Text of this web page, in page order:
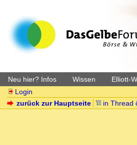
Neu hier? Infos Wissen Elliott-
Login
zurück zur Hauptseite
in Thread